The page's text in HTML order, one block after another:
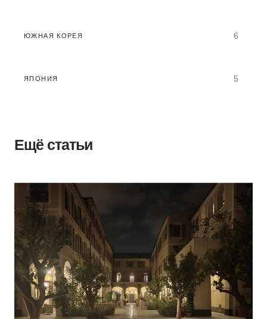
ЮЖНАЯ КОРЕЯ 6
ЯПОНИЯ 5
Ещё статьи